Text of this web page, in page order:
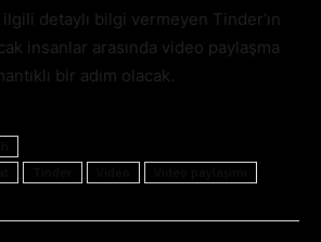
ilgili detaylı bilgi vermeyen Tinder’ın
insanlar arasında video paylaşma
bir adım olacak.